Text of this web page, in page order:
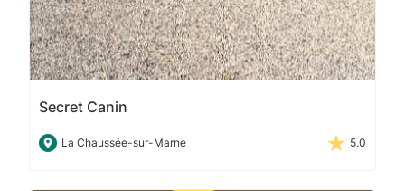
Secret Canin
La Chaussée-sur-Marne 5.0